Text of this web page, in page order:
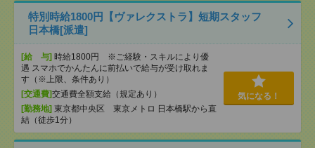
特別時給1800円【ヴァレクストラ】短期スタッフ
日本橋[派遣]
[給 与] 時給1800円 ※ご経験・スキルにより優
遇 スマホでかんたんに前払いで給与が受け取れま
す（※上限、条件あり）
[交通費]交通費全額支給（規定あり）
[勤務地] 東京都中央区 東京メトロ 日本橋駅から直
結（徒歩1分）
気になる！